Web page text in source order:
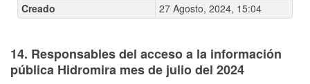
Creado
27 Agosto, 2024, 15:04
14. Responsables del acceso a la información
pública Hidromira mes de julio del 2024